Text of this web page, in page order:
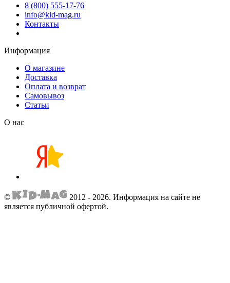
8 (800) 555-17-76
info@kid-mag.ru
Контакты
Информация
О магазине
Доставка
Оплата и возврат
Самовывоз
Статьи
О нас
© 2012 - 2026. Информация на сайте не
является публичной офертой.